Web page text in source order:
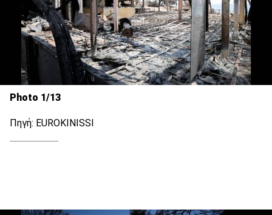
Photo 1/13
Πηγή: EUROKINISSI